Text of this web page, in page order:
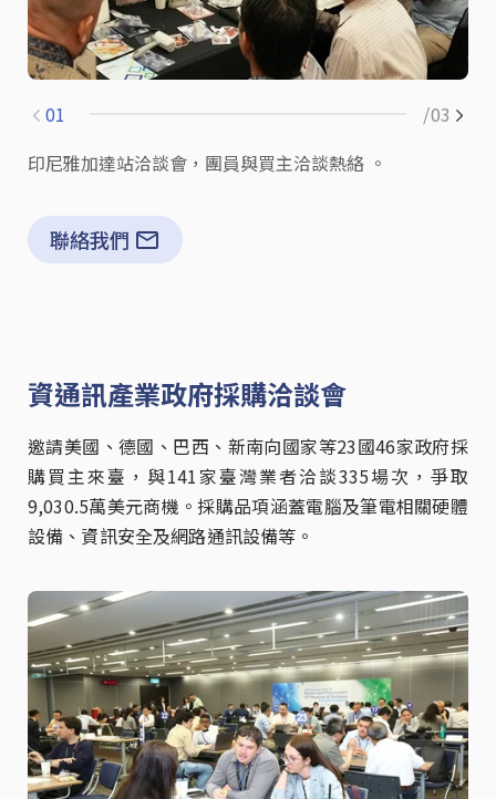
01
/03
印尼雅加達站洽談會，團員與買主洽談熱絡 。
聯絡我們
資通訊產業政府採購洽談會
邀請美國、德國、 巴西、新南向國家等23國46家政府採
購買主來臺，與141家臺灣業者洽談335場次，爭取
9,030.5萬美元商機。採購品項涵蓋電腦及筆電相關硬體
設備、資訊安全及網路通訊設備等。